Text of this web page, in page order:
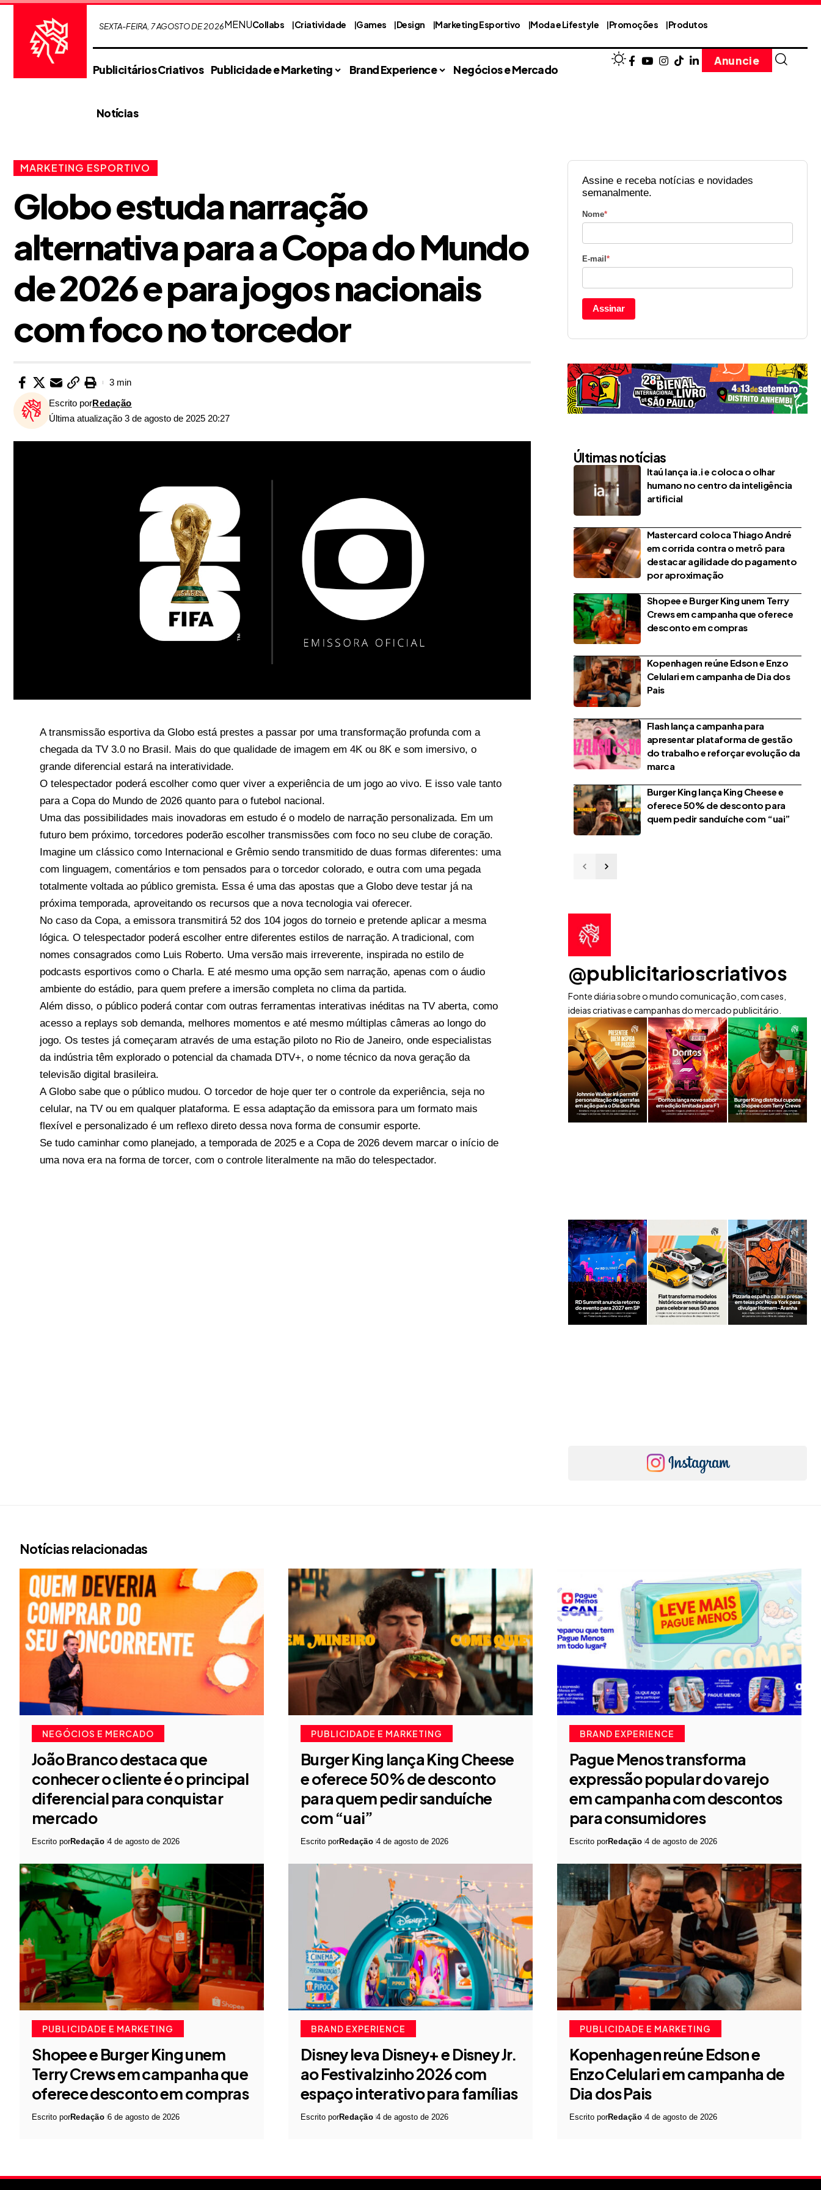
SEXTA-FEIRA, 7 AGOSTO DE 2026MENUCollabs Criatividade Games Design Marketing Esportivo Moda e Lifestyle Promoções Produtos
Publicitários Criativos Publicidade e Marketing Brand Experience Negócios e Mercado
Notícias
Anuncie
MARKETING ESPORTIVO
Globo estuda narração
alternativa para a Copa do Mundo
de 2026 e para jogos nacionais
com foco no torcedor
Última atualização 3 de agosto de 2025 20:27
Escrito porRedação
3 min
A transmissão esportiva da Globo está prestes a passar por uma transformação profunda com a
chegada da TV 3.0 no Brasil. Mais do que qualidade de imagem em 4K ou 8K e som imersivo, o
grande diferencial estará na interatividade.
O telespectador poderá escolher como quer viver a experiência de um jogo ao vivo. E isso vale tanto
para a Copa do Mundo de 2026 quanto para o futebol nacional.
Uma das possibilidades mais inovadoras em estudo é o modelo de narração personalizada. Em um
futuro bem próximo, torcedores poderão escolher transmissões com foco no seu clube de coração.
Imagine um clássico como Internacional e Grêmio sendo transmitido de duas formas diferentes: uma
com linguagem, comentários e tom pensados para o torcedor colorado, e outra com uma pegada
totalmente voltada ao público gremista. Essa é uma das apostas que a Globo deve testar já na
próxima temporada, aproveitando os recursos que a nova tecnologia vai oferecer.
No caso da Copa, a emissora transmitirá 52 dos 104 jogos do torneio e pretende aplicar a mesma
lógica. O telespectador poderá escolher entre diferentes estilos de narração. A tradicional, com
nomes consagrados como Luis Roberto. Uma versão mais irreverente, inspirada no estilo de
podcasts esportivos como o Charla. E até mesmo uma opção sem narração, apenas com o áudio
ambiente do estádio, para quem prefere a imersão completa no clima da partida.
Além disso, o público poderá contar com outras ferramentas interativas inéditas na TV aberta, como
acesso a replays sob demanda, melhores momentos e até mesmo múltiplas câmeras ao longo do
jogo. Os testes já começaram através de uma estação piloto no Rio de Janeiro, onde especialistas
da indústria têm explorado o potencial da chamada DTV+, o nome técnico da nova geração da
televisão digital brasileira.
A Globo sabe que o público mudou. O torcedor de hoje quer ter o controle da experiência, seja no
celular, na TV ou em qualquer plataforma. E essa adaptação da emissora para um formato mais
flexível e personalizado é um reflexo direto dessa nova forma de consumir esporte.
Se tudo caminhar como planejado, a temporada de 2025 e a Copa de 2026 devem marcar o início de
uma nova era na forma de torcer, com o controle literalmente na mão do telespectador.
Assine e receba notícias e novidades
semanalmente.
Nome*
E-mail *
Assinar
Últimas notícias
Itaú lança ia.i e coloca o olhar
humano no centro da inteligência
artificial
Mastercard coloca Thiago André
em corrida contra o metrô para
destacar agilidade do pagamento
por aproximação
Shopee e Burger King unem Terry
Crews em campanha que oferece
desconto em compras
Kopenhagen reúne Edson e Enzo
Celulari em campanha de Dia dos
Pais
Flash lança campanha para
apresentar plataforma de gestão
do trabalho e reforçar evolução da
marca
Burger King lança King Cheese e
oferece 50% de desconto para
quem pedir sanduíche com “uai”
@publicitarioscriativos
Fonte diária sobre o mundo comunicação, com cases,
ideias criativas e campanhas do mercado publicitário.
Notícias relacionadas
NEGÓCIOS E MERCADO
João Branco destaca que
conhecer o cliente é o principal
diferencial para conquistar
mercado
Escrito porRedação 4 de agosto de 2026
PUBLICIDADE E MARKETING
Burger King lança King Cheese
e oferece 50% de desconto
para quem pedir sanduíche
com “uai”
Escrito porRedação 4 de agosto de 2026
BRAND EXPERIENCE
Pague Menos transforma
expressão popular do varejo
em campanha com descontos
para consumidores
Escrito porRedação 4 de agosto de 2026
PUBLICIDADE E MARKETING
Shopee e Burger King unem
Terry Crews em campanha que
oferece desconto em compras
Escrito porRedação 6 de agosto de 2026
BRAND EXPERIENCE
Disney leva Disney+ e Disney Jr.
ao Festivalzinho 2026 com
espaço interativo para famílias
Escrito porRedação 4 de agosto de 2026
PUBLICIDADE E MARKETING
Kopenhagen reúne Edson e
Enzo Celulari em campanha de
Dia dos Pais
Escrito porRedação 4 de agosto de 2026